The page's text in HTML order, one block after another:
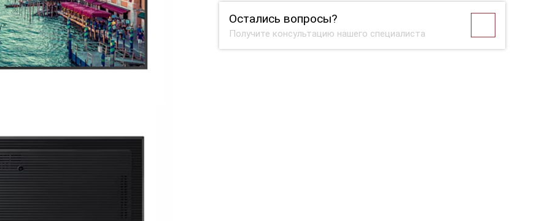
Остались вопросы?
Получите консультацию нашего специалиста